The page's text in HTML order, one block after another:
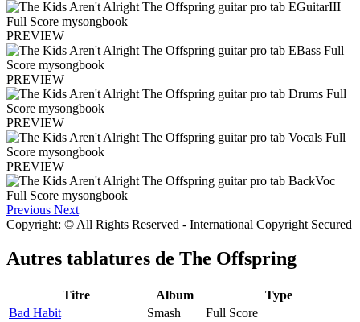
PREVIEW
PREVIEW
PREVIEW
PREVIEW
Previous Next
Copyright: © All Rights Reserved - International Copyright Secured
Autres tablatures de The Offspring
Titre Album
Type
Bad Habit
Smash
Full Score